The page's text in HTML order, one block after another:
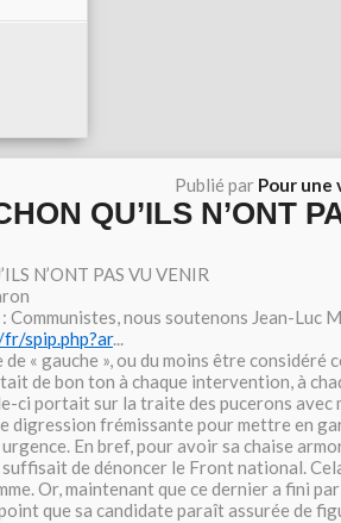
Publié par Pour une
QU’ILS N’ONT
N’ONT PAS VU VENIR
Communistes, nous soutenons Jean-Luc
spip.php?ar...
« gauche », ou du moins être considéré
de bon ton à chaque intervention, à
ci portait sur la traite des pucerons avec
digression frémissante pour mettre en
En bref, pour avoir sa chaise
suffisait de dénoncer le Front national.
Or, maintenant que ce dernier a fini
que sa candidate paraît assurée de